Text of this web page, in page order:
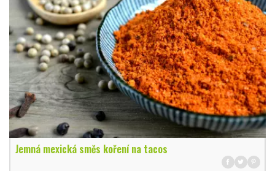
Jemná mexická směs koření na tacos